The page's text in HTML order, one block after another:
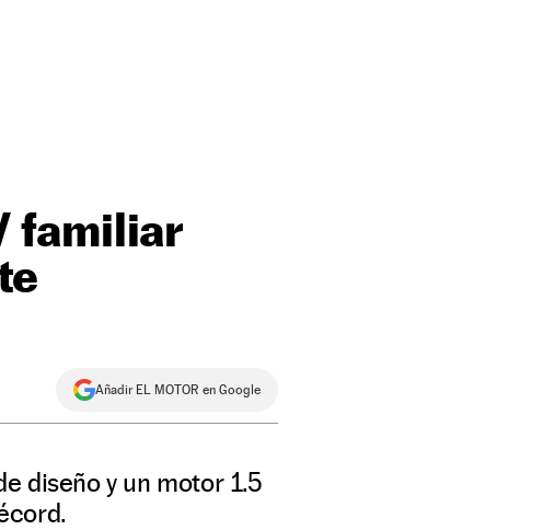
familiar
Añadir EL MOTOR en Google
diseño y un motor 1.5